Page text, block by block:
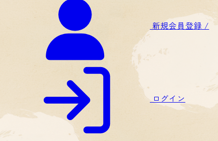
新規会員登録 /
ログイン